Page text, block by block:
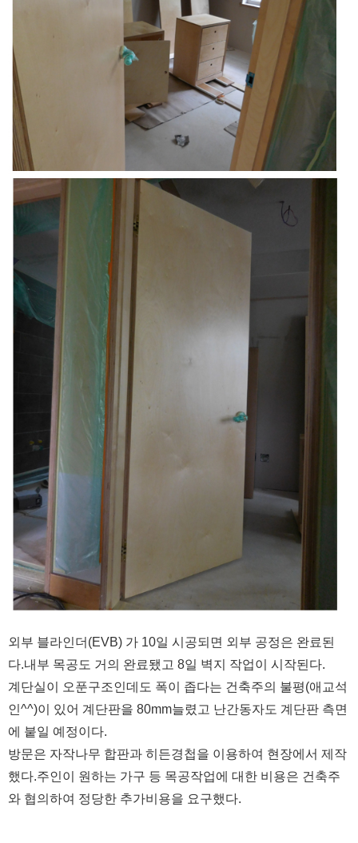
외부 블라인더(EVB) 가 10일 시공되면 외부 공정은 완료된
다.내부 목공도 거의 완료됐고 8일 벽지 작업이 시작된다.
계단실이 오푼구조인데도 폭이 좁다는 건축주의 불평(애교석
인^^)이 있어 계단판을 80mm늘렸고 난간동자도 계단판 측면
에 붙일 예정이다.
방문은 자작나무 합판과 히든경첩을 이용하여 현장에서 제작
했다.주인이 원하는 가구 등 목공작업에 대한 비용은 건축주
와 협의하여 정당한 추가비용을 요구했다.